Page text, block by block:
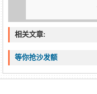
相关文章:
等你抢沙发额